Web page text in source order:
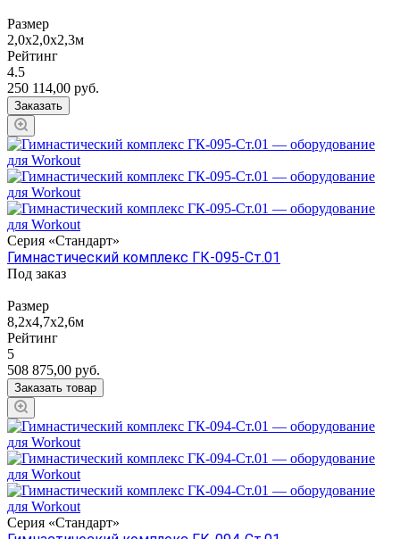
Размер
2,0х2,0х2,3м
Рейтинг
4.5
250 114,00 руб.
Заказать
Серия «Стандарт»
Гимнастический комплекс ГК-095-Ст.01
Под заказ
Размер
8,2х4,7х2,6м
Рейтинг
5
508 875,00 руб.
Заказать товар
Серия «Стандарт»